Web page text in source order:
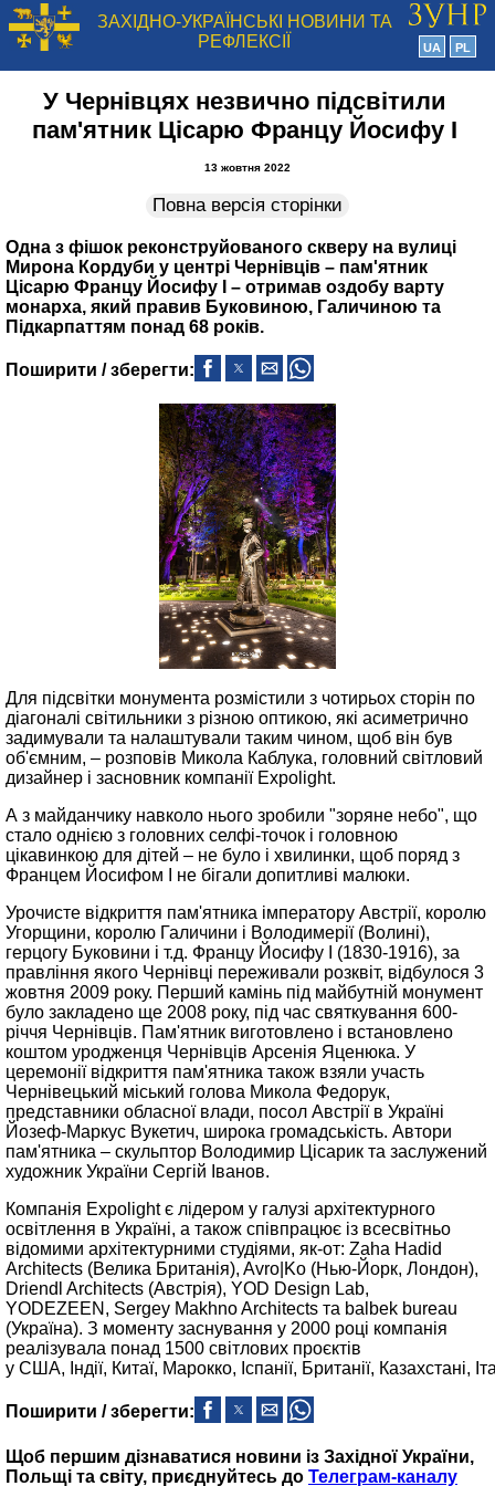
ЗАХІДНО-УКРАЇНСЬКІ НОВИНИ ТА
РЕФЛЕКСІЇ
UA PL
У Чернівцях незвично підсвітили
пам'ятник Цісарю Францу Йосифу І
13 жовтня 2022
Повна версія сторінки
Одна з фішок реконструйованого скверу на вулиці
Мирона Кордуби у центрі Чернівців – пам'ятник
Цісарю Францу Йосифу І – отримав оздобу варту
монарха, який правив Буковиною, Галичиною та
Підкарпаттям понад 68 років.
Поширити / зберегти:
Для підсвітки монумента розмістили з чотирьох сторін по
діагоналі світильники з різною оптикою, які асиметрично
задимували та налаштували таким чином, щоб він був
об'ємним, – розповів Микола Каблука, головний світловий
дизайнер і засновник компанії Expolight.
А з майданчику навколо нього зробили "зоряне небо", що
стало однією з головних селфі-точок і головною
цікавинкою для дітей – не було і хвилинки, щоб поряд з
Францем Йосифом І не бігали допитливі малюки.
Урочисте відкриття пам'ятника імператору Австрії, королю
Угорщини, королю Галичини і Володимерії (Волині),
герцогу Буковини і т.д. Францу Йосифу І (1830-1916), за
правління якого Чернівці переживали розквіт, відбулося 3
жовтня 2009 року. Перший камінь під майбутній монумент
було закладено ще 2008 року, під час святкування 600-
річчя Чернівців. Пам'ятник виготовлено і встановлено
коштом уродженця Чернівців Арсенія Яценюка. У
церемонії відкриття пам'ятника також взяли участь
Чернівецький міський голова Микола Федорук,
представники обласної влади, посол Австрії в Україні
Йозеф-Маркус Вукетич, широка громадськість. Автори
пам'ятника – скульптор Володимир Цісарик та заслужений
художник України Сергій Іванов.
Компанія Expolight є лідером у галузі архітектурного
освітлення в Україні, а також співпрацює із всесвітньо
відомими архітектурними студіями, як-от: Zaha Hadid
Architects (Велика Британія), Avro|Ko (Нью-Йорк, Лондон),
Driendl Architects (Австрія), YOD Design Lab,
YODEZEEN, Sergey Makhno Architects та balbek bureau
(Україна). З моменту заснування у 2000 році компанія
реалізувала понад 1500 світлових проєктів
у США, Індії, Китаї, Марокко, Іспанії, Британії, Казахстані,
Поширити / зберегти:
Щоб першим дізнаватися новини із Західної України,
Польщі та світу, приєднуйтесь до Телеграм-каналу